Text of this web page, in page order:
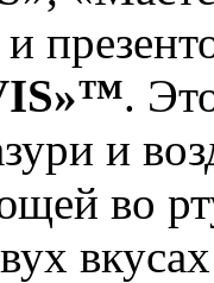
.
и
во